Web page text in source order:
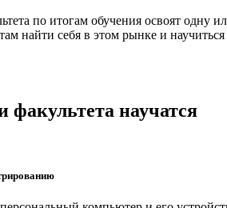
по итогам обучения освоят одну
найти себя в этом рынке и научиться
научатся